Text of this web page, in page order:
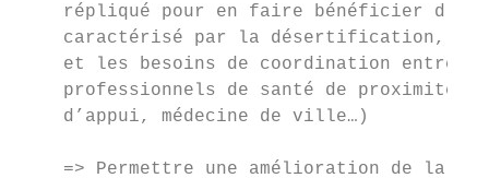
répliqué pour en faire bénéficier
caractérisé par la désertification,
et les besoins de coordination entre
professionnels de santé de proximité
    d’appui, médecine de ville…)
=> Permettre une amélioration de la